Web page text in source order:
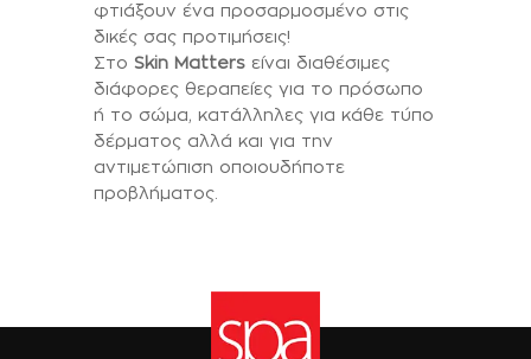
φτιάξουν ένα προσαρμοσμένο στις
δικές σας προτιμήσεις!
Στο Skin Matters είναι διαθέσιμες
διάφορες θεραπείες για το πρόσωπο
ή το σώμα, κατάλληλες για κάθε τύπο
δέρματος αλλά και για την
αντιμετώπιση οποιουδήποτε
προβλήματος.